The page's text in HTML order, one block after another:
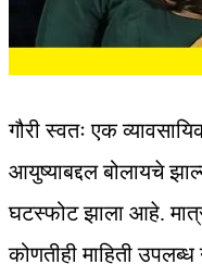
गौरी स्वतः एक
आयुष्याबद्दल बोलायचे
घटस्फोट झाला आहे. मात्र,
कोणतीही माहिती उपलब्ध